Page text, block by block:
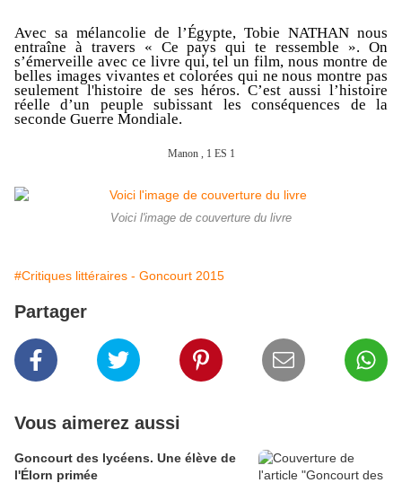
Avec sa mélancolie de l’Égypte, Tobie NATHAN nous
entraîne à travers « Ce pays qui te ressemble ». On
s’émerveille avec ce livre qui, tel un film, nous montre de
belles images vivantes et colorées qui nenous montre pas
seulement l'histoire de ses héros.C’est aussi l’histoire
réelle d’un peuple subissant les conséquences de la
seconde Guerre Mondiale.
Manon , 1 ES 1
Voici l'image de couverture du livre
#Critiques littéraires - Goncourt 2015
Partager
Vous aimerez aussi
Goncourt des lycéens. Une élève de
l'Élorn primée